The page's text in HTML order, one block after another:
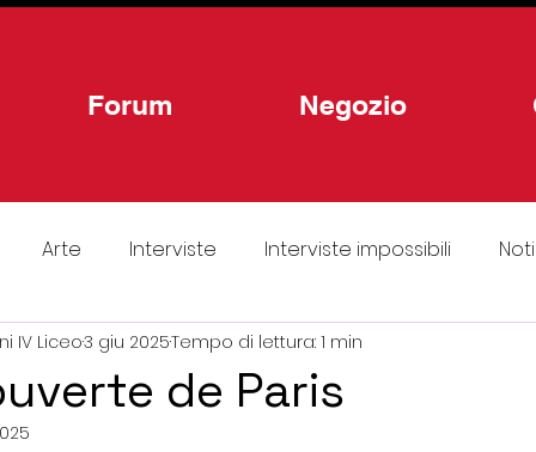
Forum Negozio
Arte Interviste Interviste impossibili
Sorties scolaires Reportage di viaggi e
de Paris
IV Liceo3 giu 2025Tempo di lettura: 1 min